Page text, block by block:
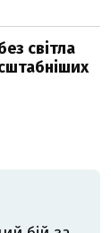
світла